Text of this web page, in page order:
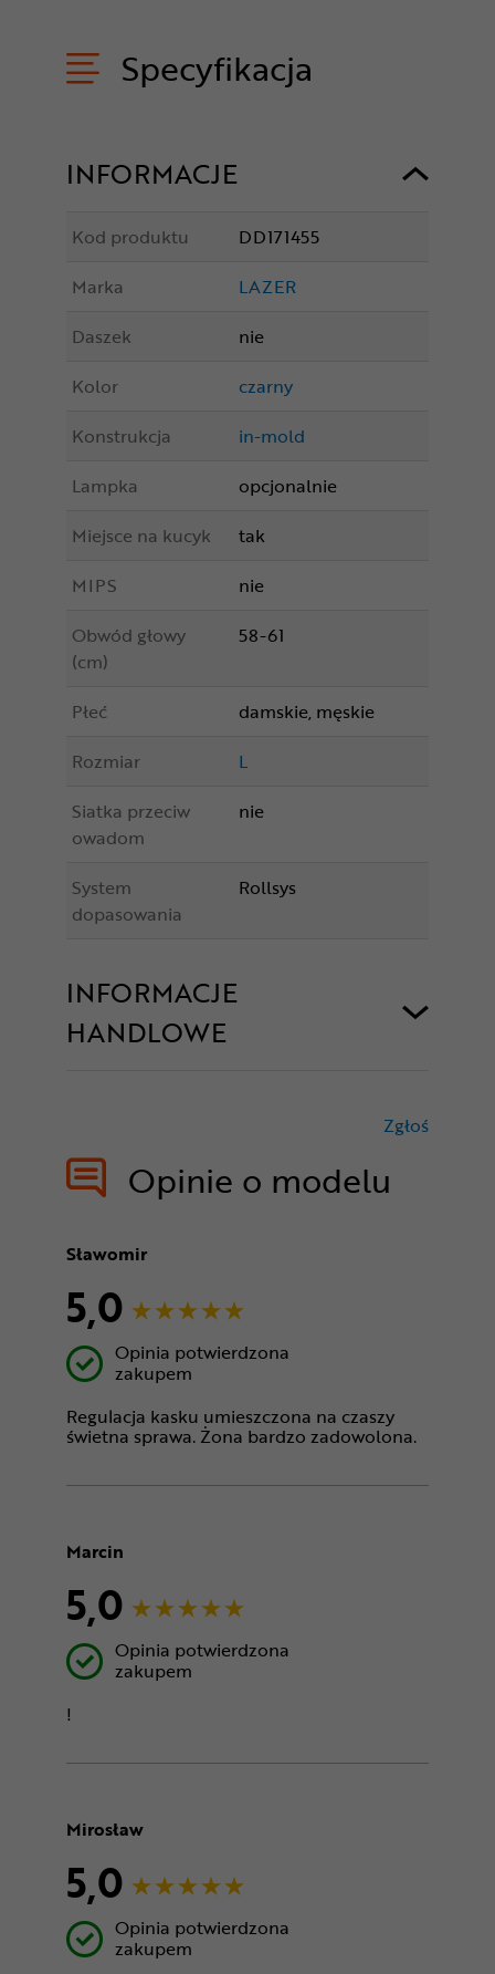
Specyfikacja
INFORMACJE
Kod produktu
DD171455
Marka
LAZER
Daszek
nie
Kolor
czarny
Konstrukcja
in-mold
Lampka
opcjonalnie
Miejsce na kucyk
tak
MIPS
nie
Obwód głowy
(cm)
58-61
Płeć
damskie, męskie
Rozmiar
L
Siatka przeciw
owadom
nie
System
dopasowania
Rollsys
INFORMACJE
HANDLOWE
Opinie o modelu
Zgłoś
Sławomir
5,0
Opinia potwierdzona
zakupem
Regulacja kasku umieszczona na czaszy
świetna sprawa. Żona bardzo zadowolona.
Marcin
5,0
Opinia potwierdzona
zakupem
!
Mirosław
5,0
Opinia potwierdzona
zakupem